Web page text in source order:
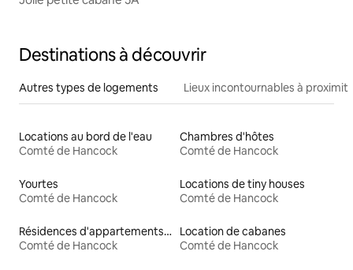
Destinations à découvrir
Autres types de logements Lieux incontournables à
Locations au bord de l'eau
Comté de Hancock
Chambres d'hôtes
Comté de Hancock
Yourtes
Comté de Hancock
Locations de tiny houses
Comté de Hancock
Résidences d'appartements en location
Comté de Hancock
Location de cabanes
Comté de Hancock